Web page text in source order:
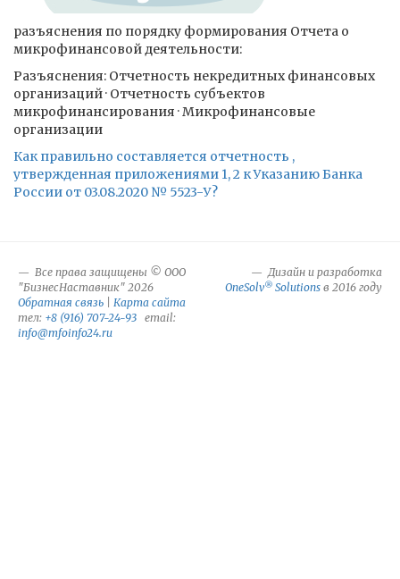
разъяснения по порядку формирования Отчета о
микрофинансовой деятельности:
Разъяснения: Отчетность некредитных финансовых
организаций · Отчетность субъектов
микрофинансирования · Микрофинансовые
организации
Как правильно составляется отчетность ,
утвержденная приложениями 1, 2 к Указанию Банка
России от 03.08.2020 № 5523-У?
Все права защищены © ООО
"БизнесНаставник" 2026
Обратная связь
Карта сайта
тел: +8 (916) 707-24-93 email:
info@mfoinfo24.ru
Дизайн и разработка
OneSolv® Solutions в 2016 году